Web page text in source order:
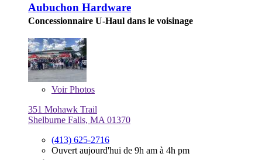
Aubuchon Hardware
Concessionnaire U-Haul dans le voisinage
VoirPhotos
351 Mohawk Trail
Shelburne Falls, MA 01370
(413) 625-2716
Ouvert aujourd'hui de 9h am à 4h pm